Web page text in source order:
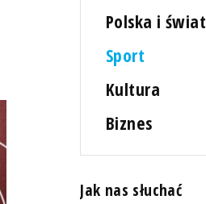
Polska i świat
Sport
Kultura
Biznes
Jak nas słuchać